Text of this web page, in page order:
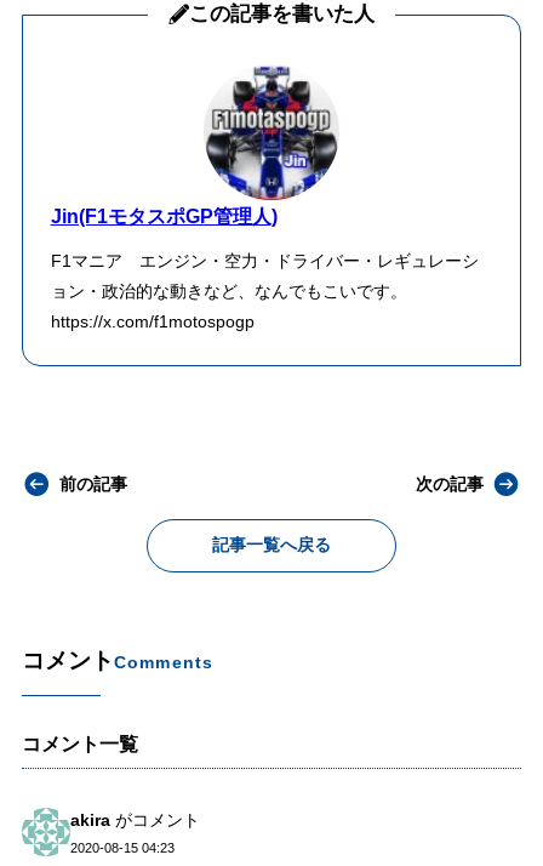
この記事を書いた人
Jin(F1モタスポGP管理人)
F1マニア エンジン・空力・ドライバー・レギュレーシ
ョン・政治的な動きなど、なんでもこいです。
https://x.com/f1motospogp
前の記事
記事一覧へ戻る
次の記事
コメントComments
コメント一覧
akira がコメント
2020-08-15 04:23